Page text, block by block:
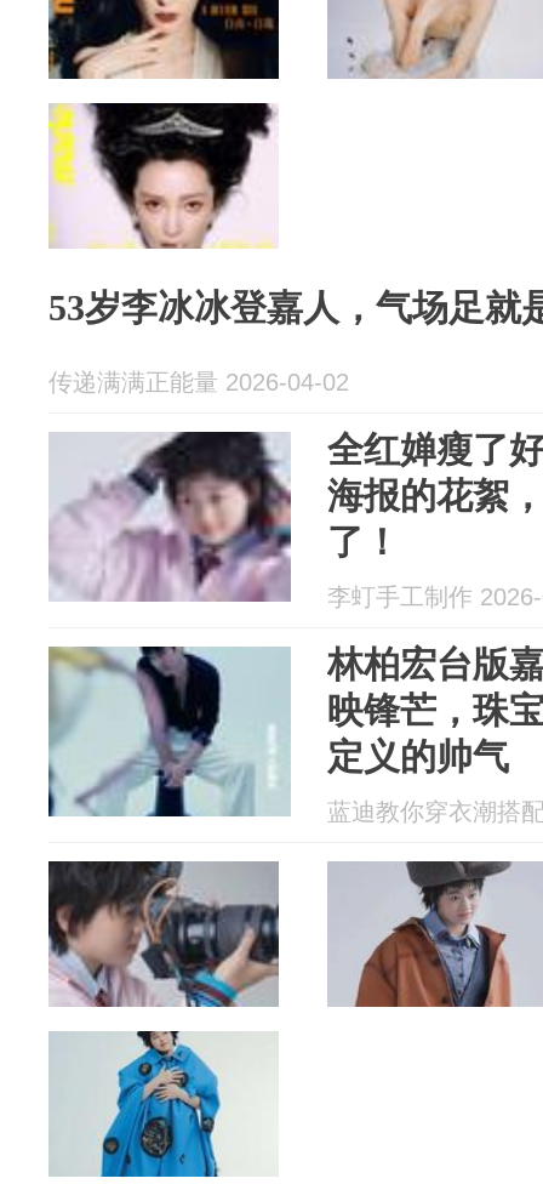
53岁李冰冰登嘉人，气场足就
传递满满正能量 2026-04-02
全红婵瘦了
海报的花絮
了！
李虰手工制作
林柏宏台版
映锋芒，珠
定义的帅气
蓝迪教你穿衣潮搭